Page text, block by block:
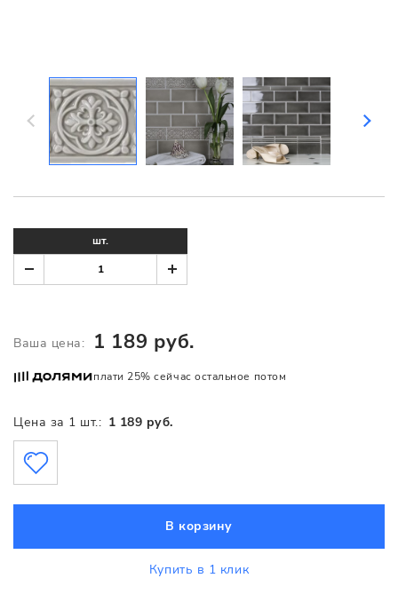
Цена за 1 шт.: 1 189 руб.
шт.
Ваша цена: 1 189 руб.
плати 25% сейчас остальное потом
В корзину
Купить в 1 клик